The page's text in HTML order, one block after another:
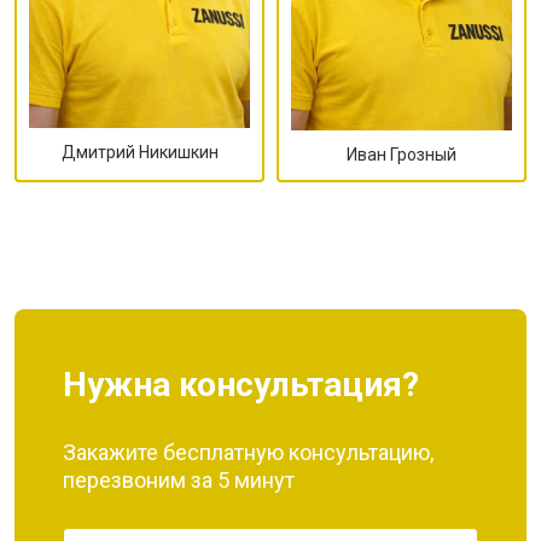
Дмитрий Никишкин Иван Грозный
Нужна консультация?
Закажите бесплатную консультацию,
перезвоним за 5 минут